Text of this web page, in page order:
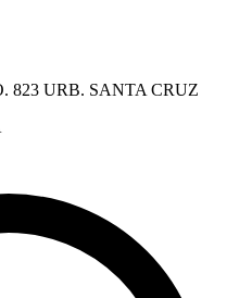
823 URB. SANTA CRUZ